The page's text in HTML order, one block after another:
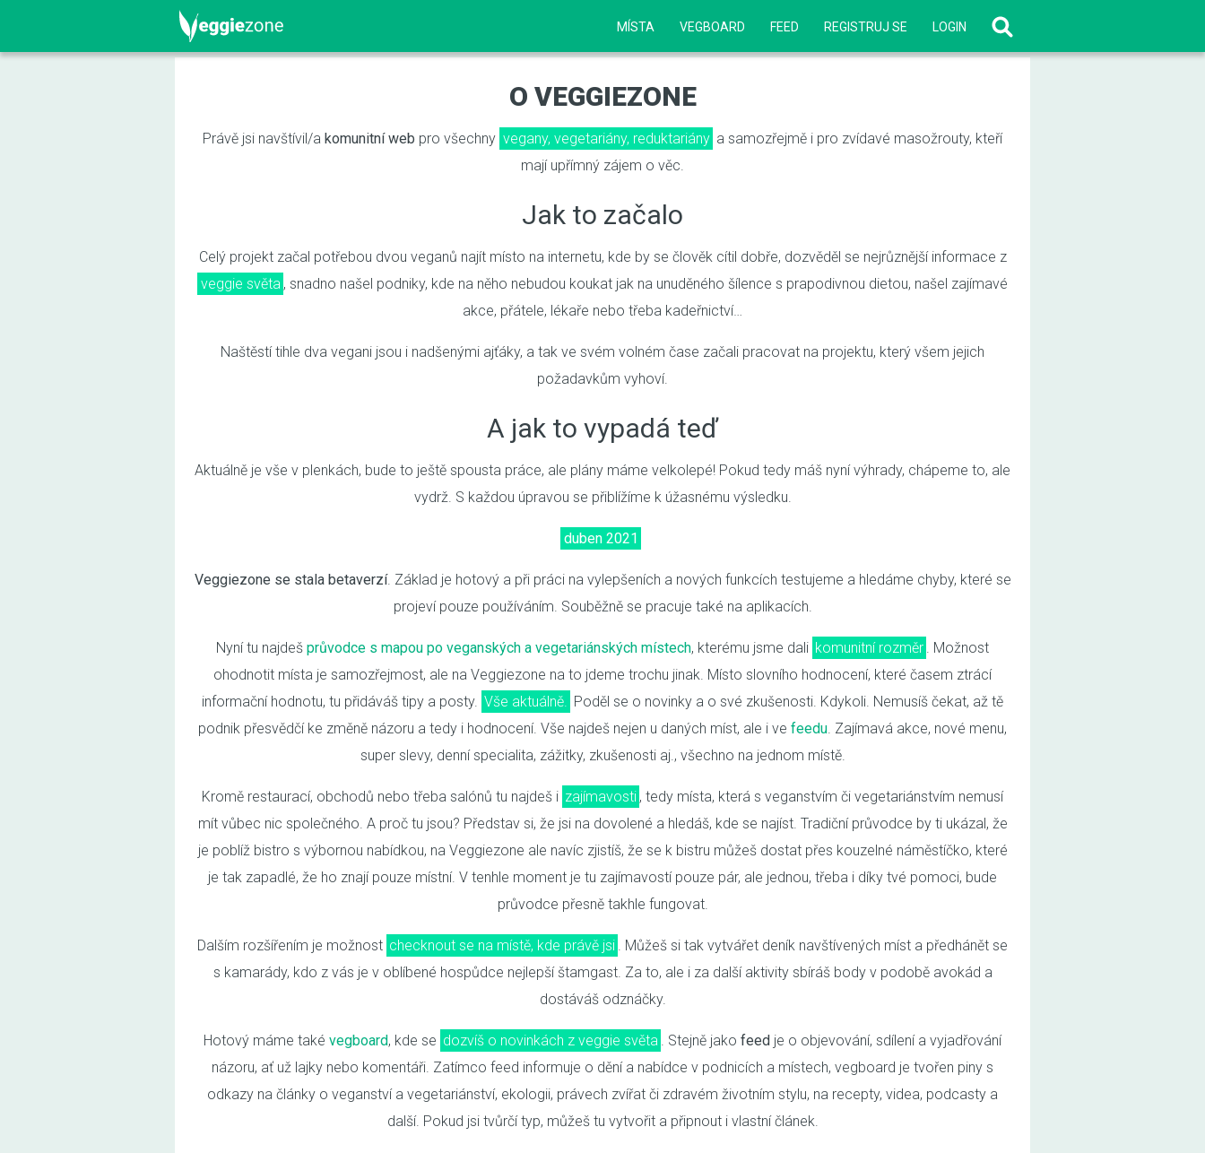
MÍSTA VEGBOARD FEED REGISTRUJ SE LOGIN
O VEGGIEZONE
Právě jsi navštívil/akomunitní web pro všechny vegany, vegetariány, reduktariány a samozřejmě i pro zvídavé masožrouty, kteří
mají upřímný zájem o věc.
Jak to začalo
Celý projekt začal potřebou dvou veganů najít místo na internetu, kde by se člověk cítil dobře, dozvěděl se nejrůznější informace z
veggie světa , snadno našel podniky, kde na něho nebudou koukat jak na unuděného šílence s prapodivnou dietou, našel zajímavé
akce, přátele, lékaře nebo třeba kadeřnictví…
Naštěstí tihle dva vegani jsou i nadšenými ajťáky, a tak ve svém volném čase začali pracovat na projektu, který všem jejich
požadavkům vyhoví.
A jak to vypadá teď
Aktuálně je vše v plenkách, bude to ještě spousta práce, ale plány máme velkolepé! Pokud tedy máš nyní výhrady, chápeme to, ale
vydrž. S každou úpravou se přiblížíme k úžasnému výsledku.
duben 2021
Veggiezone se stala betaverzí. Základ je hotový a při práci na vylepšeních a nových funkcích testujeme a hledáme chyby, které se
projeví pouze používáním. Souběžně se pracuje také na aplikacích.
Nyní tu najdeš průvodce s mapou po veganských a vegetariánských místech, kterému jsme dali komunitní rozměr . Možnost
ohodnotit místa je samozřejmost, ale na Veggiezone na to jdeme trochu jinak. Místo slovního hodnocení, které časem ztrácí
informační hodnotu, tu přidáváš tipy a posty. Vše aktuálně. Poděl se o novinky a o své zkušenosti. Kdykoli. Nemusíš čekat, až tě
podnik přesvědčí ke změně názoru a tedy i hodnocení. Vše najdeš nejen u daných míst, ale i ve feedu. Zajímavá akce, nové menu,
super slevy, denní specialita, zážitky, zkušenosti aj., všechno na jednom místě.
Kromě restaurací, obchodů nebo třeba salónů tu najdeš i zajímavosti , tedy místa, která s veganstvím či vegetariánstvím nemusí
mít vůbec nic společného. A proč tu jsou? Představ si, že jsi na dovolené a hledáš, kde se najíst. Tradiční průvodce by ti ukázal, že
je poblíž bistro s výbornou nabídkou, na Veggiezone ale navíc zjistíš, že se k bistru můžeš dostat přes kouzelné náměstíčko, které
je tak zapadlé, že ho znají pouze místní. V tenhle moment je tu zajímavostí pouze pár, ale jednou, třeba i díky tvé pomoci, bude
průvodce přesně takhle fungovat.
Dalším rozšířením je možnost checknout se na místě, kde právě jsi . Můžeš si tak vytvářet deník navštívených míst a předhánět se
s kamarády, kdo z vás je v oblíbené hospůdce nejlepší štamgast. Za to, ale i za další aktivity sbíráš body v podobě avokád a
dostáváš odznáčky.
Hotový máme také vegboard, kde se dozvíš o novinkách z veggie světa . Stejně jakofeed je o objevování, sdílení a vyjadřování
názoru, ať už lajky nebo komentáři. Zatímco feed informuje o dění a nabídce v podnicích a místech, vegboard je tvořen piny s
odkazy na články o veganství a vegetariánství, ekologii, právech zvířat či zdravém životním stylu, na recepty, videa, podcasty a
další. Pokud jsi tvůrčí typ, můžeš tu vytvořit a připnout i vlastní článek.